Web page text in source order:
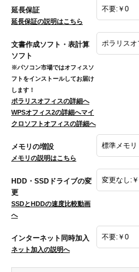
延長保証
延長保証の説明はこちら
文書作成ソフト・表計算
ソフト
※パソコン市場ではオフィスソ
フトをインストールしてお届け
します！
ポラリスオフィスの詳細へ
WPSオフィス2の詳細へマイ
クロソフトオフィスの詳細へ
メモリの増設
メモリの説明はこちら
HDD・SSDドライブの変
更
SSDとHDDの速度比較動画
へ
インターネット同時加入
ネット加入の説明へ